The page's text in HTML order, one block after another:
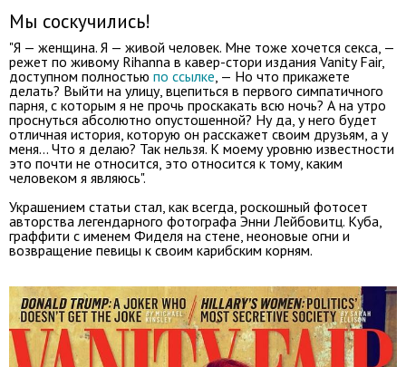
Мы соскучились!
"Я — женщина. Я — живой человек. Мне тоже хочется секса, —
режет по живому Rihanna в кавер-стори издания Vanity Fair,
доступном полностью по ссылке , — Но что прикажете
делать? Выйти на улицу, вцепиться в первого симпатичного
парня, с которым я не прочь проскакать всю ночь? А на утро
проснуться абсолютно опустошенной? Ну да, у него будет
отличная история, которую он расскажет своим друзьям, а у
меня... Что я делаю? Так нельзя. К моему уровню известности
это почти не относится, это относится к тому, каким
человеком я являюсь".
Украшением статьи стал, как всегда, роскошный фотосет
авторства легендарного фотографа Энни Лейбовитц. Куба,
граффити с именем Фиделя на стене, неоновые огни и
возвращение певицы к своим карибским корням.